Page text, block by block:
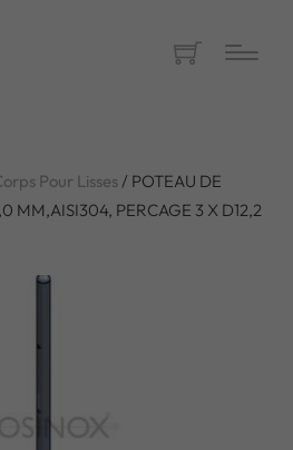
Pour Lisses/ POTEAU DE
MM,AISI304, PERCAGE 3 X D12,2